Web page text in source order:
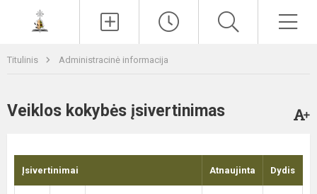
Titulinis Administracinė informacija
Veiklos kokybės įsivertinimas
Įsivertinimai Atnaujinta Dydis